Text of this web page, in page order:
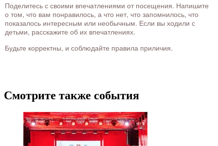
Поделитесь с своими впечатлениями от посещения. Напишите
о том, что вам понравилось, а что нет, что запомнилось, что
показалось интересным или необычным. Если вы ходили с
детьми, расскажите об их впечатлениях.
Будьте корректны, и соблюдайте правила приличия.
Смотрите также события